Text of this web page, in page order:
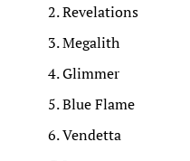
Revelations
Megalith
Glimmer
Blue Flame
Vendetta